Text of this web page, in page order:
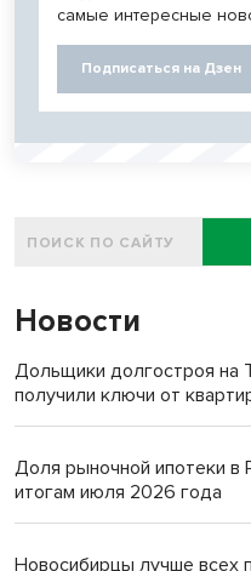
самые интересные
Подписаться на Дзен
Новости
Дольщики долгостроя на
получили ключи от
Доля рыночной ипотеки в
итогам июля 2026 года
Новосибирцы лучше всех